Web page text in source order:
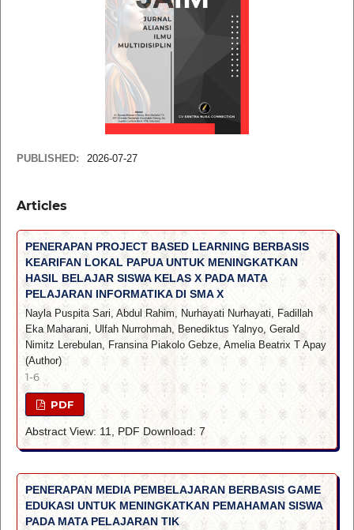
PUBLISHED: 2026-07-27
Articles
PENERAPAN PROJECT BASED LEARNING BERBASIS
KEARIFAN LOKAL PAPUA UNTUK MENINGKATKAN
HASIL BELAJAR SISWA KELAS X PADA MATA
PELAJARAN INFORMATIKA DI SMA X
Nayla Puspita Sari, Abdul Rahim, Nurhayati Nurhayati, Fadillah
Eka Maharani, Ulfah Nurrohmah, Benediktus Yalnyo, Gerald
Nimitz Lerebulan, Fransina Piakolo Gebze, Amelia Beatrix T Apay
(Author)
1-6
PDF
Abstract View: 11, PDF Download: 7
PENERAPAN MEDIA PEMBELAJARAN BERBASIS GAME
EDUKASI UNTUK MENINGKATKAN PEMAHAMAN SISWA
PADA MATA PELAJARAN TIK